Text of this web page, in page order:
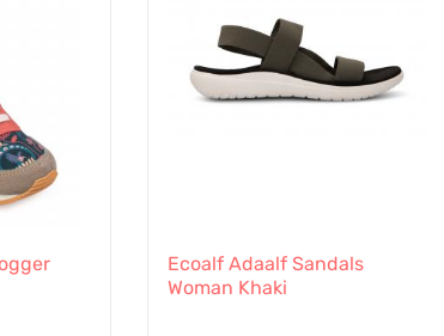
Ecoalf Adaalf Sandals
Woman Khaki